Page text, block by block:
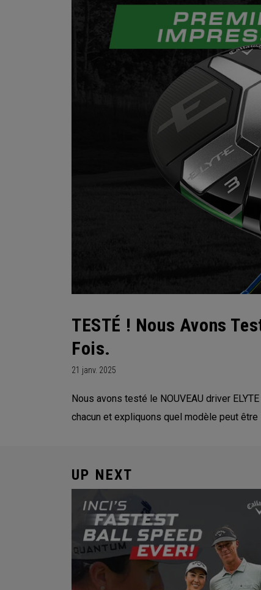
TESTÉ ! Nous Avons
Fois.
21 janv. 2025
Nous avons testé le NOUVEAU driver
chacun et expliquons quel modèle peut
UP NEXT